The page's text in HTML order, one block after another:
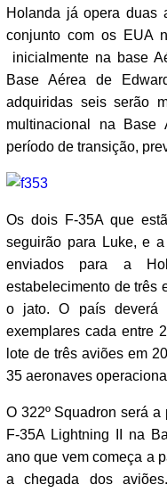
Holanda já opera duas
conjunto com os EUA
inicialmente na base
Base Aérea de
adquiridas seis serão
multinacional na
período de transição,
Os dois F-35A que
seguirão para Luke, e
enviados para a
estabelecimento de três
o jato. O país deverá
exemplares cada entre
lote de três aviões em
35 aeronaves
O 322º Squadron será
F-35A Lightning II na
ano que vem começa a
a chegada dos